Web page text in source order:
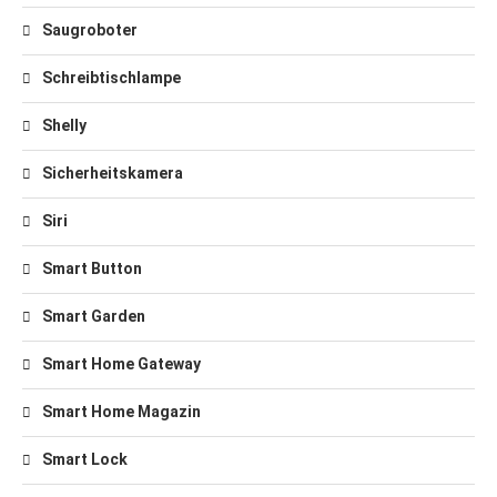
Saugroboter
Schreibtischlampe
Shelly
Sicherheitskamera
Siri
Smart Button
Smart Garden
Smart Home Gateway
Smart Home Magazin
Smart Lock